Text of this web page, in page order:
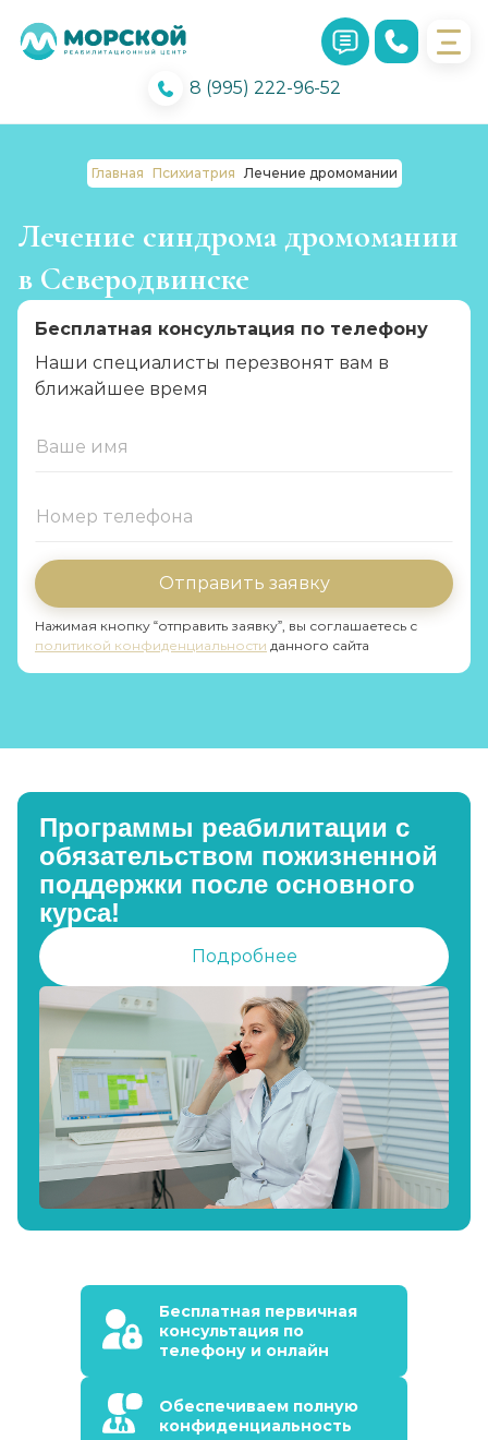
8 (995) 222-96-52
Главная Психиатрия Лечение дромомании
Лечение синдрома дромомании
в Северодвинске
Бесплатная консультация по телефону
Наши специалисты перезвонят вам в
ближайшее время
Отправить заявку
Нажимая кнопку “отправить заявку”, вы соглашаетесь с
политикой конфиденциальности данного сайта
Программы реабилитации с
обязательством пожизненной
поддержки после основного
курса!
Подробнее
Бесплатная первичная
консультация по
телефону и онлайн
Обеспечиваем полную
конфиденциальность